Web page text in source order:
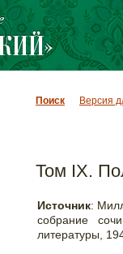
Поиск Версия
Том IX.
Источник:
собрание
литературы,